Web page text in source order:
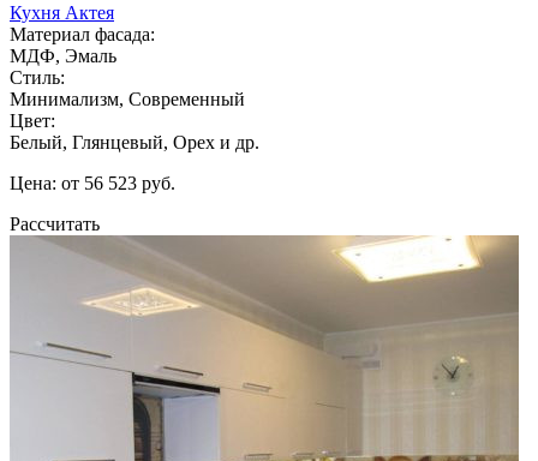
Кухня Актея
Материал фасада:
МДФ, Эмаль
Стиль:
Минимализм, Современный
Цвет:
Белый, Глянцевый, Орех и др.
Цена: от 56 523 руб.
Рассчитать